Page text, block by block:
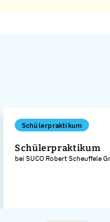
Schülerpraktikum
Schülerpraktikum
bei SUCO Robert Scheuffele